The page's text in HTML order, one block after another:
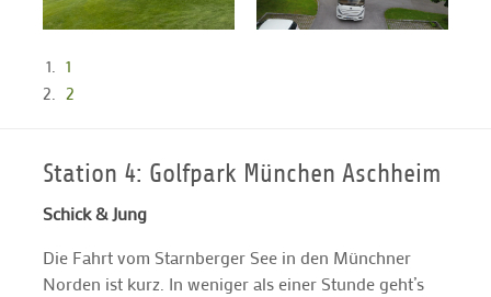
1
2
Station 4: Golfpark München Aschheim
Schick & Jung
Die Fahrt vom Starnberger See in den Münchner
Norden ist kurz. In weniger als einer Stunde geht’s